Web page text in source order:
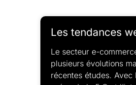
Les tendances
Le secteur e-
plusieurs évolutions
récentes études. Avec